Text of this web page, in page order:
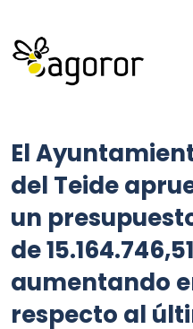
El
del Teide
un
de
aumentando
respecto al